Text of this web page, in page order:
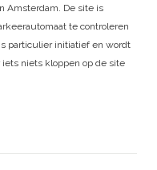
Amsterdam. De site is
te controleren
particulier initiatief en wordt
niets kloppen op de site